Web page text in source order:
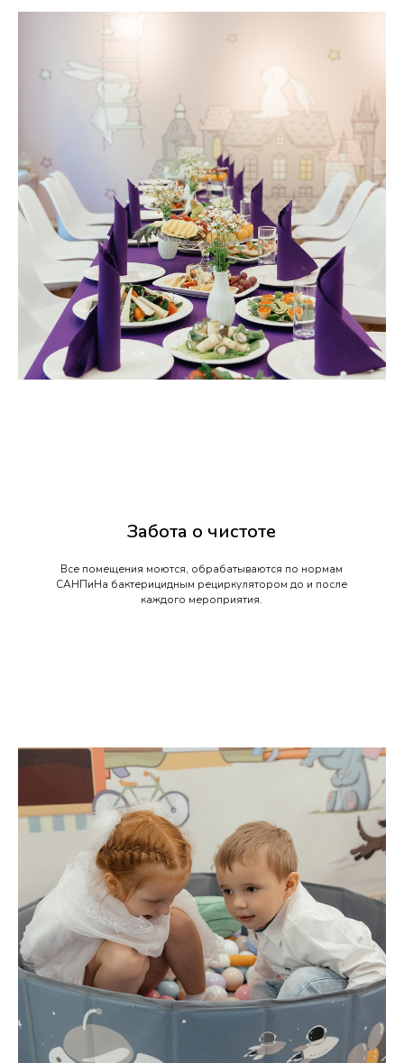
Забота о чистоте
Все помещения моются, обрабатываются по нормам
САНПиНа бактерицидным рециркулятором до и после
каждого мероприятия.
ПОЗВОНИТЬ
НАПИСАТЬ
У нас с вами получится идеальный
праздник!